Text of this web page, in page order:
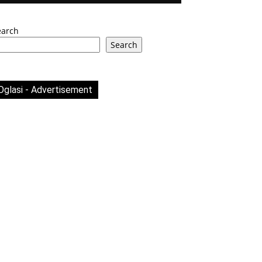
Search
- Advertisement